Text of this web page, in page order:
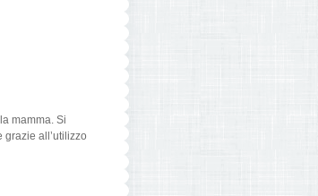
mamma. Si
all’utilizzo